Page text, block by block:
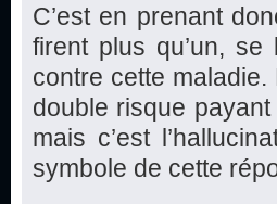
C’est en prenant
firent plus qu’un,
contre cette maladie.
double risque
mais c’est
symbole de cette